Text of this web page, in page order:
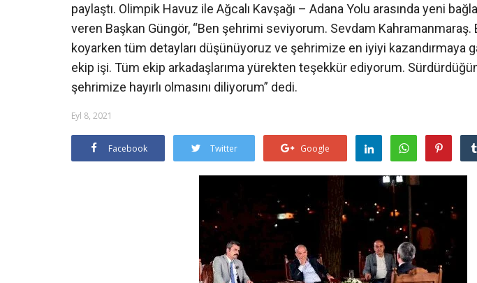
paylaştı. Olimpik Havuz ile Ağcalı Kavşağı – Adana Yolu arasında yeni
veren Başkan Güngör, “Ben şehrimi seviyorum. Sevdam Kahramanmaraş.
koyarken tüm detayları düşünüyoruz ve şehrimize en iyiyi kazandırmaya
ekip işi. Tüm ekip arkadaşlarıma yürekten teşekkür ediyorum.
şehrimize hayırlı olmasını diliyorum” dedi.
Eyl 8, 2021
Facebook Twitter Google